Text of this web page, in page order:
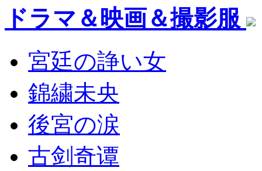
ドラマ＆映画＆撮影服
宮廷の諍い女
錦繍未央
後宮の涙
古剑奇谭